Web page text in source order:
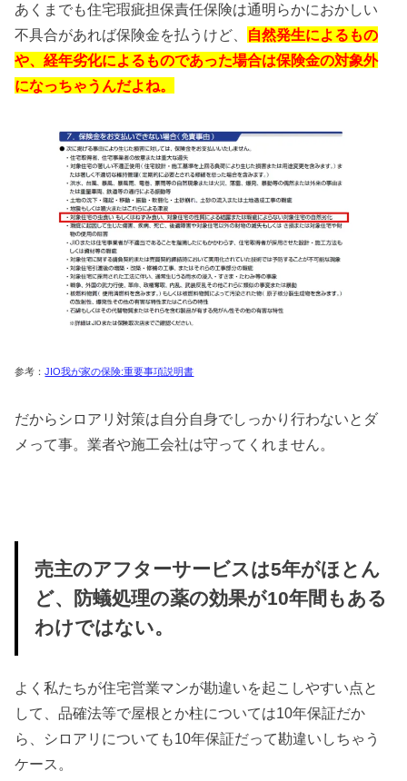
あくまでも住宅瑕疵担保責任保険は通明らかにおかしい
不具合があれば保険金を払うけど、 自然発生によるもの
や、経年劣化によるものであった場合は保険金の対象外
になっちゃうんだよね。
参考：JIO我が家の保険:重要事項説明書
だからシロアリ対策は自分自身でしっかり行わないとダ
メって事。業者や施工会社は守ってくれません。
売主のアフターサービスは5年がほとん
ど、防蟻処理の薬の効果が10年間もある
わけではない。
よく私たちが住宅営業マンが勘違いを起こしやすい点と
して、品確法等で屋根とか柱については10年保証だか
ら、シロアリについても10年保証だって勘違いしちゃう
ケース。